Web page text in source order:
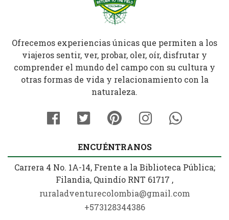
Ofrecemos experiencias únicas que permiten a los
viajeros sentir, ver, probar, oler, oír, disfrutar y
comprender el mundo del campo con su cultura y
otras formas de vida y relacionamiento con la
naturaleza.
ENCUÉNTRANOS
Carrera 4 No. 1A-14, Frente a la Biblioteca Pública;
Filandia, Quindío RNT 61717 ,
ruraladventurecolombia@gmail.com
+573128344386